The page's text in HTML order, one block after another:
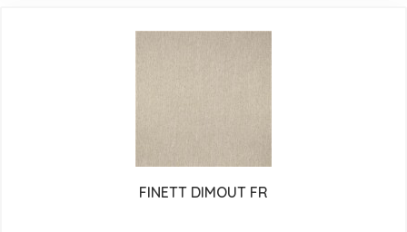
FINETT DIMOUT FR